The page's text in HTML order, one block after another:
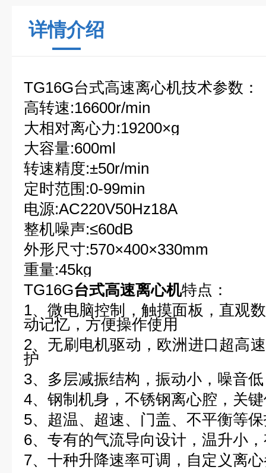
详情介绍
TG16G台式高速离心机技术参数：
高转速:16600r/min
大相对离心力 :19200×g
大容量:600ml
转速精度:±50r/min
定时范围 :0-99min
电源:AC220V50Hz18A
整机噪声:≤60dB
外形尺寸:570×400×330mm
重量:45kg
TG16G台式高速离心机特点：
1、微电脑控制，触摸面板，直观
动记忆，方便操作使用
2、无刷电机驱动，欧洲进口超高
护
3、多层减振结构，振动小，噪音
4、钢制机身，不锈钢离心腔，关
5、超温、超速、门盖、不平衡等
6、专有的气流导向设计，温升小
7、十种升降速率可调，自定义离